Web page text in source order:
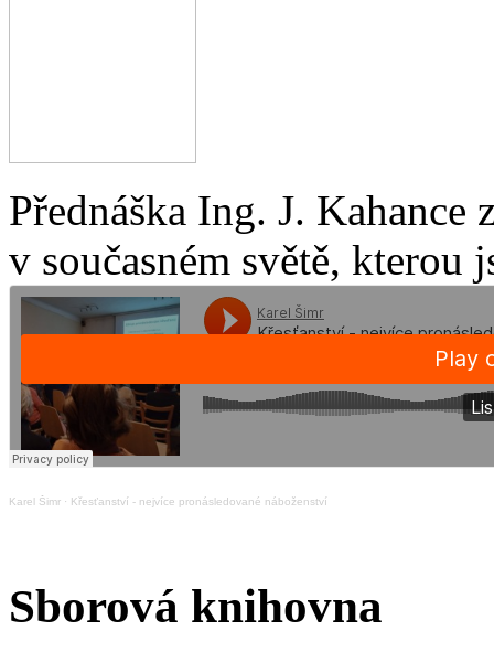
Přednáška Ing. J.
v současném světě, kterou
Karel Šimr · Křesťanství - nejvíce pronásledované náboženství
Sborová knihovna